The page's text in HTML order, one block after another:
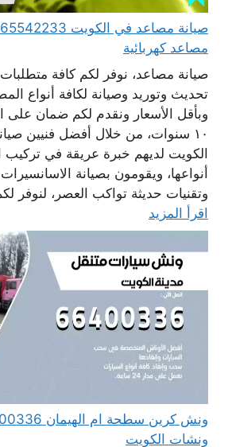
مصاعد كهربائية
صيانة مصاعد، نوفر لكم كافة
تحديث وتوريد وصيانة لكافة أنواع
وبأقل الأسعار ونقدم لكم ضمان على
١٠ سنوات، من خلال أفضل فنيين
الكويت لديهم خبرة عريقة في تركيب
أنواعها، ويقومون بصيانة
وتقنيات حديثة تواكب العصر، لنوفر
اقرأ المزيد
ونشات الكويت